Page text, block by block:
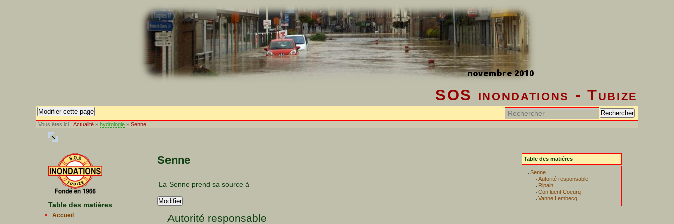
SOS inondations - Tubize
Modifier cette page Rechercher
Vous êtes ici : Actualité » hydrologie » Senne
Table des matières
Accueil
Table des matières
Senne
Autorité responsable
Ripain
Confluent Coeurq
Vanne Lembecq
Senne
La Senne prend sa source à
Modifier
Autorité responsable